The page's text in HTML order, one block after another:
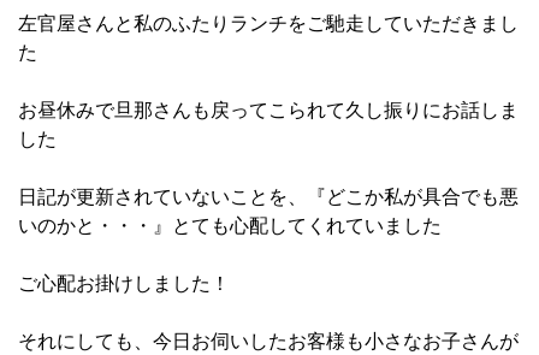
左官屋さんと私のふたりランチをご馳走していただきまし
た
お昼休みで旦那さんも戻ってこられて久し振りにお話しま
した
日記が更新されていないことを、『どこか私が具合でも悪
いのかと・・・』とても心配してくれていました
ご心配お掛けしました！
それにしても、今日お伺いしたお客様も小さなお子さんが